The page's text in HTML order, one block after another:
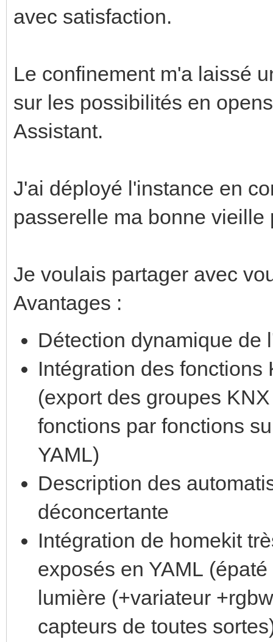
avec satisfaction.
Le confinement m'a laissé
sur les possibilités en
Assistant.
J'ai déployé l'instance en
passerelle ma bonne
Je voulais partager avec
Avantages :
Détection dynamique de
Intégration des fonctions
(export des groupes
fonctions par fonctions
YAML)
Description des
déconcertante
Intégration de homekit
exposés en YAML
lumière (+variateur
capteurs de toutes